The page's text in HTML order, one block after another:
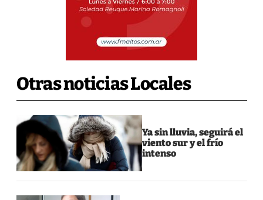
Otras noticias Locales
Ya sin lluvia, seguirá el
viento sur y el frío
intenso